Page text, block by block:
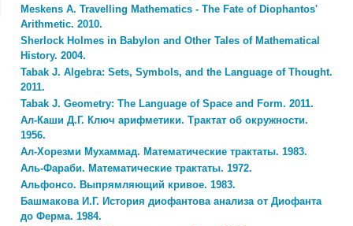
Meskens A. Travelling Mathematics - The Fate of Diophantos'
Arithmetic. 2010.
Sherlock Holmes in Babylon and Other Tales of Mathematical
History. 2004.
Tabak J. Algebra: Sets, Symbols, and the Language of Thought.
2011.
Tabak J. Geometry: The Language of Space and Form. 2011.
Ал-Каши Д.Г. Ключ арифметики. Трактат об окружности.
1956.
Ал-Хорезми Мухаммад. Математические трактаты. 1983.
Аль-Фараби. Математические трактаты. 1972.
Альфонсо. Выпрямляющий кривое. 1983.
Башмакова И.Г. История диофантова анализа от Диофанта
до Ферма. 1984.